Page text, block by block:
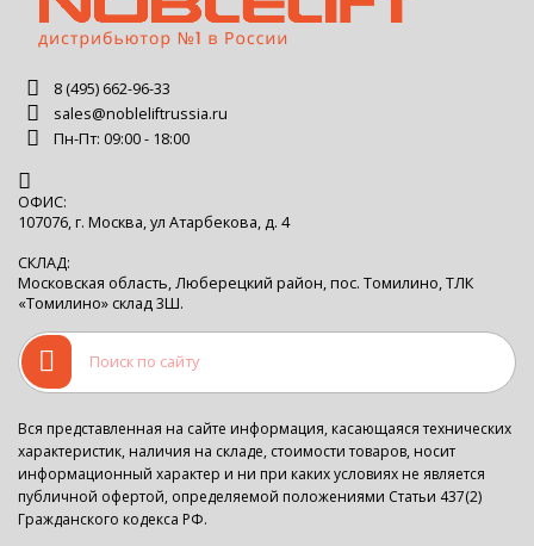
8 (495) 662-96-33
sales@nobleliftrussia.ru
Пн-Пт: 09:00 - 18:00
ОФИС:
107076, г. Москва, ул Атарбекова, д. 4
СКЛАД:
Московская область, Люберецкий район, пос. Томилино, ТЛК
«Томилино» склад 3Ш.
Вся представленная на сайте информация, касающаяся технических
характеристик, наличия на складе, стоимости товаров, носит
информационный характер и ни при каких условиях не является
публичной офертой, определяемой положениями Статьи 437(2)
Гражданского кодекса РФ.